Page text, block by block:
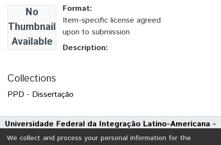
No
Thumbnail
Available
Format:
Item-specific license agreed
upon to submission
Description:
Collections
PPD - Dissertação
Universidade Federal da Integração Latino-Americana -
UNILA
We collect and process your personal information for the